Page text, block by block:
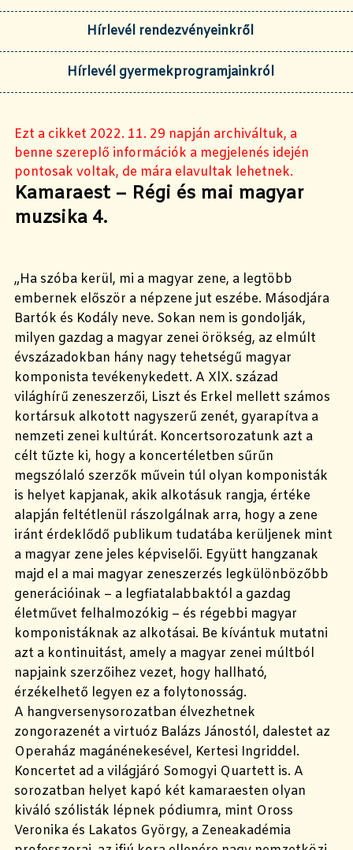
Hírlevél rendezvényeinkről
Hírlevél gyermekprogramjainkról
Ezt a cikket 2022. 11. 29 napján archiváltuk, a
benne szereplő információk a megjelenés idején
pontosak voltak, de mára elavultak lehetnek.
Kamaraest – Régi és mai magyar
muzsika 4.
„Ha szóba kerül, mi a magyar zene, a legtöbb
embernek először a népzene jut eszébe. Másodjára
Bartók és Kodály neve. Sokan nem is gondolják,
milyen gazdag a magyar zenei örökség, az elmúlt
évszázadokban hány nagy tehetségű magyar
komponista tevékenykedett. A XlX. század
világhírű zeneszerzői, Liszt és Erkel mellett számos
kortársuk alkotott nagyszerű zenét, gyarapítva a
nemzeti zenei kultúrát. Koncertsorozatunk azt a
célt tűzte ki, hogy a koncertéletben sűrűn
megszólaló szerzők művein túl olyan komponisták
is helyet kapjanak, akik alkotásuk rangja, értéke
alapján feltétlenül rászolgálnak arra, hogy a zene
iránt érdeklődő publikum tudatába kerüljenek mint
a magyar zene jeles képviselői. Együtt hangzanak
majd el a mai magyar zeneszerzés legkülönbözőbb
generációinak – a legfiatalabbaktól a gazdag
életművet felhalmozókig – és régebbi magyar
komponistáknak az alkotásai. Be kívántuk mutatni
azt a kontinuitást, amely a magyar zenei múltból
napjaink szerzőihez vezet, hogy hallható,
érzékelhető legyen ez a folytonosság.
A hangversenysorozatban élvezhetnek
zongorazenét a virtuóz Balázs Jánostól, dalestet az
Operaház magánénekesével, Kertesi Ingriddel.
Koncertet ad a világjáró Somogyi Quartett is. A
sorozatban helyet kapó két kamaraesten olyan
kiváló szólisták lépnek pódiumra, mint Oross
Veronika és Lakatos György, a Zeneakadémia